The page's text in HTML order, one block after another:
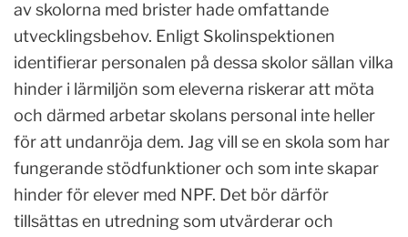
av skolorna med brister hade omfattande
utvecklingsbehov. Enligt Skolinspektionen
identifierar personalen på dessa skolor sällan vilka
hinder i lärmiljön som eleverna riskerar att möta
och därmed arbetar skolans personal inte heller
för att undanröja dem. Jag vill se en skola som har
fungerande stödfunktioner och som inte skapar
hinder för elever med NPF. Det bör därför
tillsättas en utredning som utvärderar och